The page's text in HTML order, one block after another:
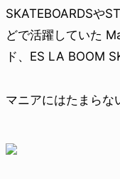
SKATEBOARDSや
どで活躍していた
ド、ES LA BOOM
マニアにはたまらな